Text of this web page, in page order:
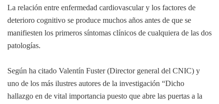
La relación entre enfermedad cardiovascular y los factores de
deterioro cognitivo se produce muchos años antes de que se
manifiesten los primeros síntomas clínicos de cualquiera de las dos
patologías.
Según ha citado Valentín Fuster (Director general del CNIC) y
uno de los más ilustres autores de la investigación “Dicho
hallazgo en de vital importancia puesto que abre las puertas a la